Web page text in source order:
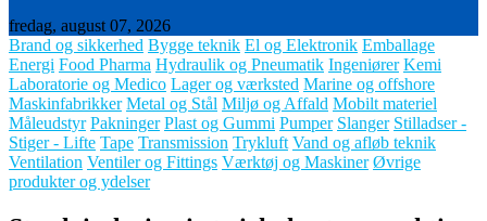
fredag, august 07, 2026
Brand og sikkerhed Bygge teknik El og Elektronik Emballage
Energi Food Pharma Hydraulik og Pneumatik Ingeniører Kemi
Laboratorie og Medico Lager og værksted Marine og offshore
Maskinfabrikker Metal og Stål Miljø og Affald Mobilt materiel
Måleudstyr Pakninger Plast og Gummi Pumper Slanger Stilladser -
Stiger - Lifte Tape Transmission Trykluft Vand og afløb teknik
Ventilation Ventiler og Fittings Værktøj og Maskiner Øvrige
produkter og ydelser